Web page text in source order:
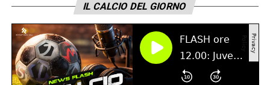
IL CALCIO DEL GIORNO